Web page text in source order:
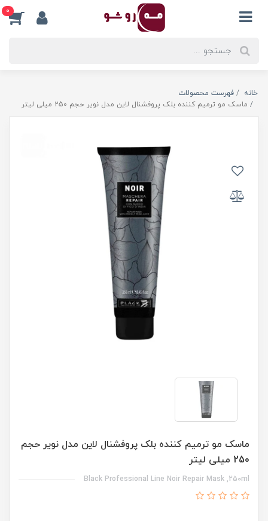
0
خانه
فهرست محصولات
ماسک مو ترمیم کننده بلک پروفشنال لاین مدل نویر حجم 250 میلی لیتر
ماسک مو ترمیم کننده بلک پروفشنال لاین مدل نویر حجم
250 میلی لیتر
Black Professional Line Noir Repair Mask ,250ml